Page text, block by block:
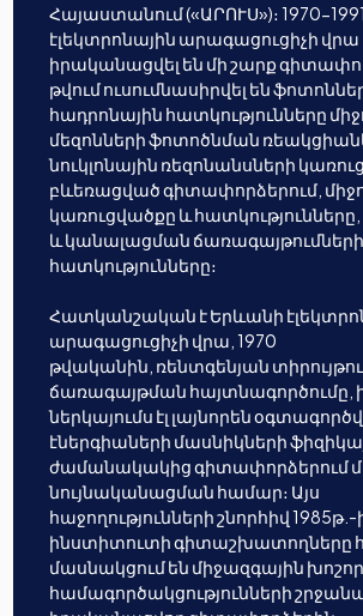
Հայաստանում («ԱՐՈՒՍ»)։ 1970-
էլեկտրոնային արագացուցիչի վրա
իրականացվել են մի շարք
թվում ուսումնասիրվել են
հադրոնային հատկությունները
մեզոնների ֆոտոծնման
նուկլոնային ռեզոնանսների
բևեռացված գիտափորձերում,
կառուցվածքը և
և կանալացման
հատկությունները։
Հատկանշական է Երևանի
արագացուցիչի վրա, 1970
թվականին, ռենտգենյան
ճառագայթման հայտնագործումը,
ներկայումս էլ լայնորեն
էներգիաների մասնիկների
ժամանակակից գիտափորձերում
նույնականացման համար։ Այս
հաջողությունների շնորհիվ
ինստիտուտի գիտաշխատողները
մասնակցում են միջազգային խոշոր
համագործակցությունների